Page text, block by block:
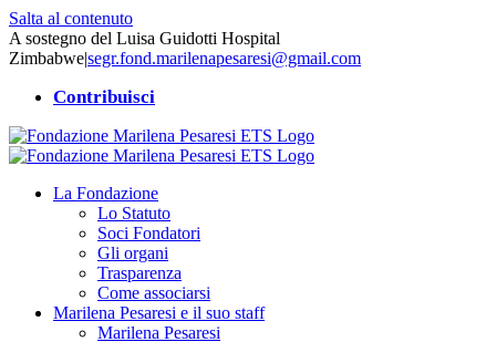
Salta al contenuto
A sostegno del Luisa Guidotti Hospital
Zimbabwe|segr.fond.marilenapesaresi@gmail.com
Contribuisci
La Fondazione
Lo Statuto
Soci Fondatori
Gli organi
Trasparenza
Come associarsi
Marilena Pesaresi e il suo staff
Marilena Pesaresi